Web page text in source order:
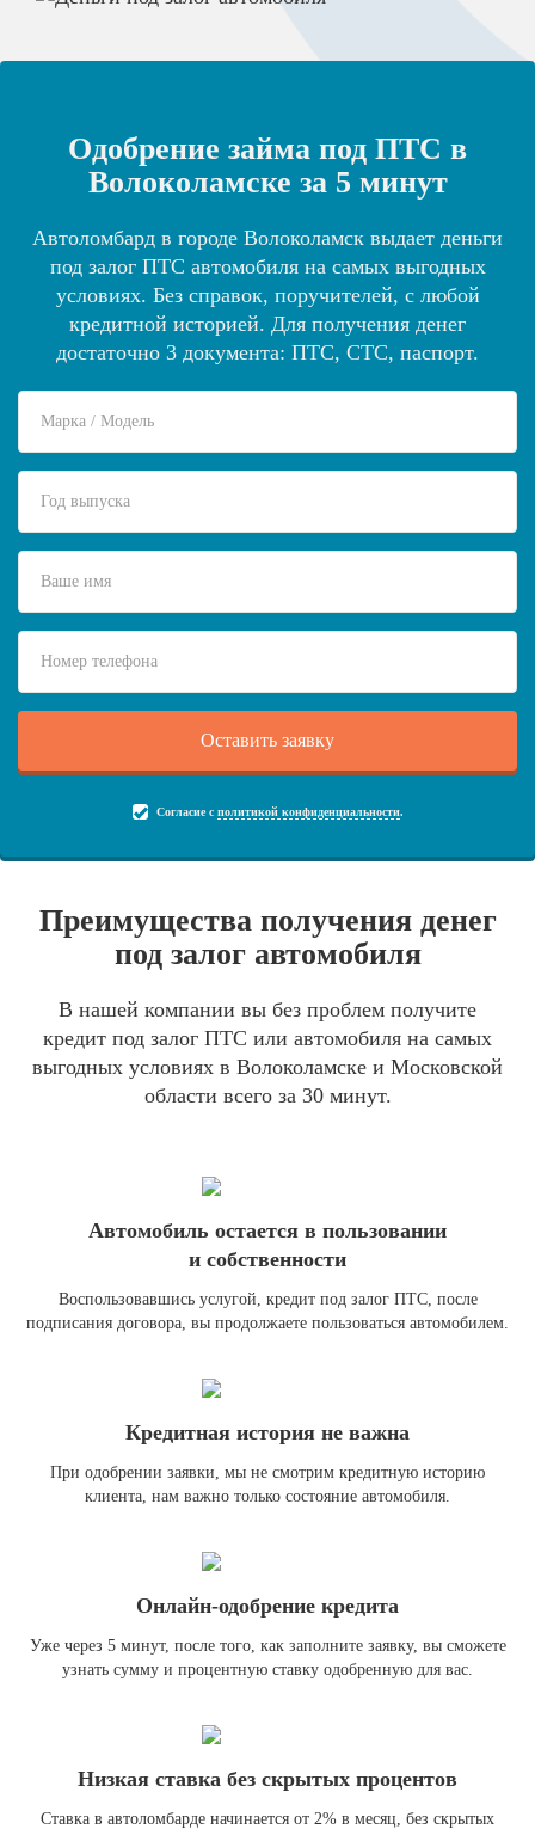
Одобрение займа под ПТС в
Волоколамске за 5 минут
Автоломбард в городе Волоколамск выдает деньги
под залог ПТС автомобиля на самых выгодных
условиях. Без справок, поручителей, с любой
кредитной историей. Для получения денег
достаточно 3 документа: ПТС, СТС, паспорт.
Согласие с политикой конфиденциальности.
Преимущества получения денег
под залог автомобиля
В нашей компании вы без проблем получите
кредит под залог ПТС или автомобиля на самых
выгодных условиях в Волоколамске и Московской
области всего за 30 минут.
Автомобиль остается в пользовании
и собственности
Воспользовавшись услугой, кредит под залог ПТС, после
подписания договора, вы продолжаете пользоваться автомобилем.
Кредитная история не важна
При одобрении заявки, мы не смотрим кредитную историю
клиента, нам важно только состояние автомобиля.
Онлайн-одобрение кредита
Уже через 5 минут, после того, как заполните заявку, вы сможете
узнать сумму и процентную ставку одобренную для вас.
Низкая ставка без скрытых процентов
Ставка в автоломбарде начинается от 2% в месяц, без скрытых